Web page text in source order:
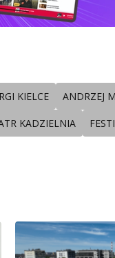
KIELCE ANDRZEJ
KADZIELNIA